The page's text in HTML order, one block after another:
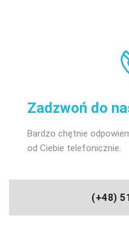
Zadzwoń do
Bardzo chętnie
od Ciebie telefonicznie.
(+48)